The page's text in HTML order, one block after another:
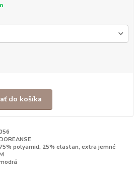
do košíka
75% polyamid, 25% elastan, extra jemné